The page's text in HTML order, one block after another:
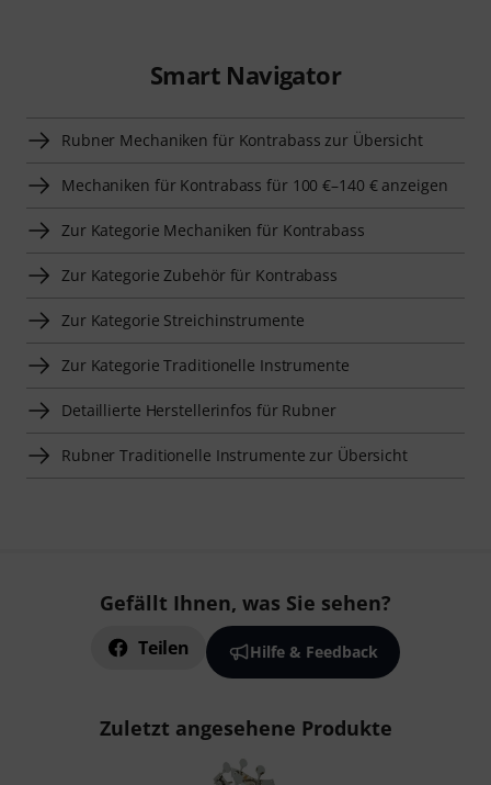
Smart Navigator
Rubner Mechaniken für Kontrabass zur Übersicht
Mechaniken für Kontrabass für 100 €–140 € anzeigen
Zur Kategorie Mechaniken für Kontrabass
Zur Kategorie Zubehör für Kontrabass
Zur Kategorie Streichinstrumente
Zur Kategorie Traditionelle Instrumente
Detaillierte Herstellerinfos für Rubner
Rubner Traditionelle Instrumente zur Übersicht
Gefällt Ihnen, was Sie sehen?
Teilen Hilfe & Feedback
Zuletzt angesehene Produkte